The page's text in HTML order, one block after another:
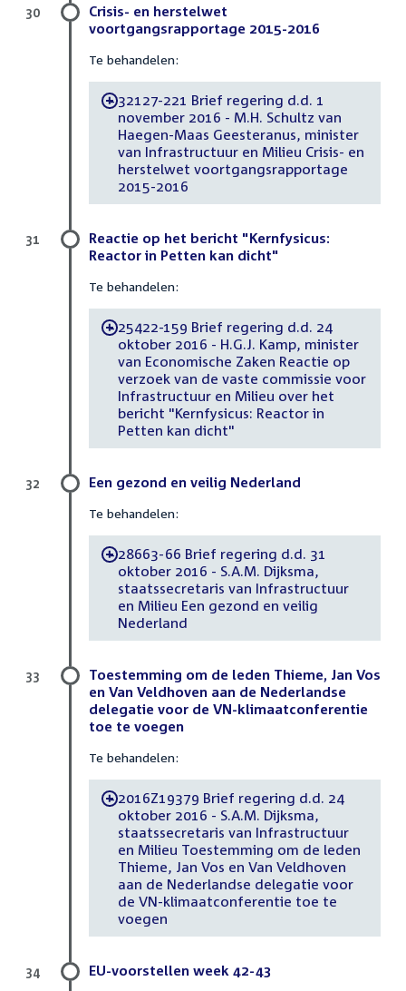
Crisis- en herstelwet
voortgangsrapportage 2015-2016
Te behandelen:
-32127-221 Brief regering d.d. 1
november 2016 - M.H. Schultz van
Haegen-Maas Geesteranus, minister
van Infrastructuur en Milieu Crisis- en
herstelwet voortgangsrapportage
2015-2016
30
Reactie op het bericht "Kernfysicus:
Reactor in Petten kan dicht"
Te behandelen:
-25422-159 Brief regering d.d. 24
oktober 2016 - H.G.J. Kamp, minister
van Economische Zaken Reactie op
verzoek van de vaste commissie voor
Infrastructuur en Milieu over het
bericht "Kernfysicus: Reactor in
Petten kan dicht"
31
Een gezond en veilig Nederland
Te behandelen:
-28663-66 Brief regering d.d. 31
oktober 2016 - S.A.M. Dijksma,
staatssecretaris van Infrastructuur
en Milieu Een gezond en veilig
Nederland
32
Toestemming om de leden Thieme, Jan Vos
en Van Veldhoven aan de Nederlandse
delegatie voor de VN-klimaatconferentie
toe te voegen
Te behandelen:
-2016Z19379 Brief regering d.d. 24
oktober 2016 - S.A.M. Dijksma,
staatssecretaris van Infrastructuur
en Milieu Toestemming om de leden
Thieme, Jan Vos en Van Veldhoven
aan de Nederlandse delegatie voor
de VN-klimaatconferentie toe te
voegen
33
EU-voorstellen week 42-43
34